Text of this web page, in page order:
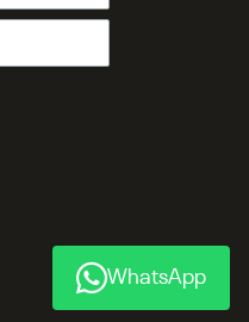
WhatsApp